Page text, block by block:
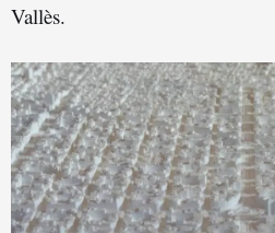
Vallès.